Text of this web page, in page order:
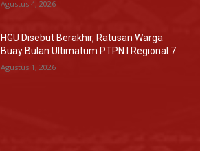
Agustus 4, 2026
HGU Disebut Berakhir, Ratusan Warga
Buay Bulan Ultimatum PTPN I Regional 7
Agustus 1, 2026